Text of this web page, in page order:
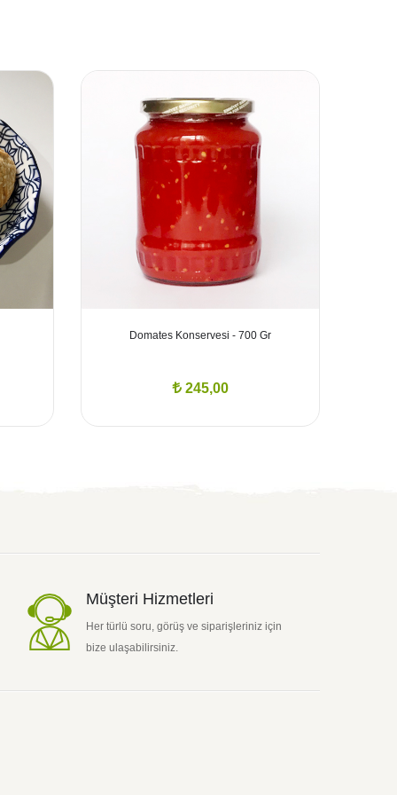
Domates Konservesi - 700 Gr
245,00
Müşteri Hizmetleri
Her türlü soru, görüş ve siparişleriniz için
bize ulaşabilirsiniz.